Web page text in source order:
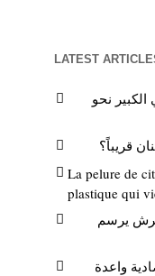
LATEST
نحو
قريباً؟
La pelure de
plastique qui
يرسم
واعدة